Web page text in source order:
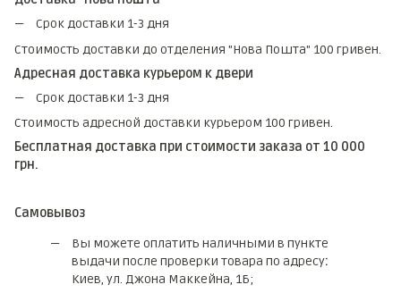
Срок доставки 1-3 дня
Стоимость доставки до отделения "Нова Пошта" 100 гривен.
Адресная доставка курьером к двери
Срок доставки 1-3 дня
Стоимость адресной доставки курьером 100 гривен.
Бесплатная доставка при стоимости заказа от 10 000
грн.
Самовывоз
Вы можете оплатить наличными в пункте
выдачи после проверки товара по адресу:
Киев, ул. Джона Маккейна, 1Б;